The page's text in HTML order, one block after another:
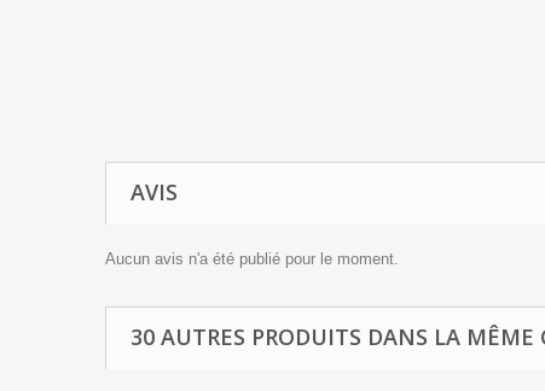
AVIS
Aucun avis n'a été publié pour le moment.
30 AUTRES PRODUITS DANS LA MÊME